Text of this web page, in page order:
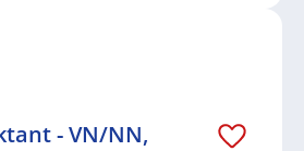
- VN/NN,